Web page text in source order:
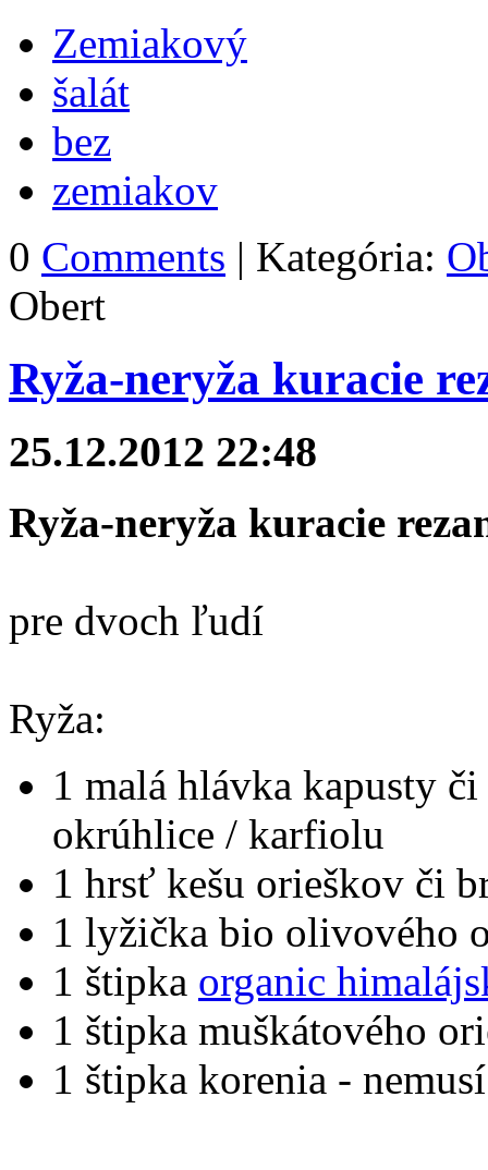
Zemiakový
šalát
bez
zemiakov
0 Comments | Kategória:
Obert
Ryža-neryža kuracie
25.12.2012 22:48
Ryža-neryža kuracie
pre dvoch ľudí
Ryža:
1 malá hlávka kapusty
okrúhlice / karfiolu
1 hrsť kešu orieškov či
1 lyžička bio olivového
1 štipka organic
1 štipka muškátového
1 štipka korenia -